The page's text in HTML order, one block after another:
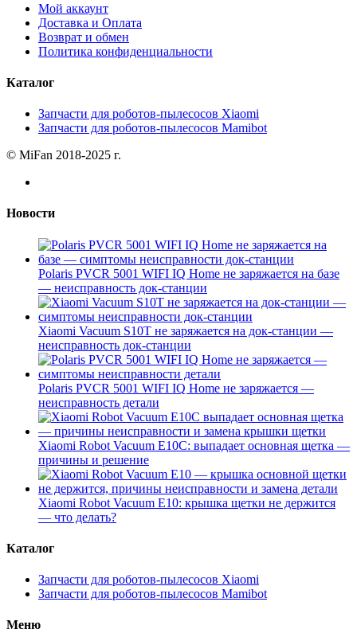
Мой аккаунт
Доставка и Оплата
Возврат и обмен
Политика конфиденциальности
Каталог
Запчасти для роботов-пылесосов Xiaomi
Запчасти для роботов-пылесосов Mamibot
© MiFan 2018-2025 г.
Новости
Polaris PVCR 5001 WIFI IQ Home не заряжается на базе
— неисправность док-станции
Xiaomi Vacuum S10T не заряжается на док-станции —
неисправность док-станции
Polaris PVCR 5001 WIFI IQ Home не заряжается —
неисправность детали
Xiaomi Robot Vacuum E10C: выпадает основная щетка —
причины и решение
Xiaomi Robot Vacuum E10: крышка щетки не держится
— что делать?
Каталог
Запчасти для роботов-пылесосов Xiaomi
Запчасти для роботов-пылесосов Mamibot
Меню